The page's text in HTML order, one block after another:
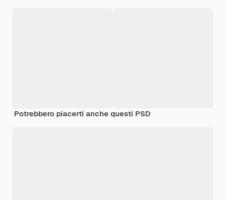
Potrebbero piacerti anche questi PSD